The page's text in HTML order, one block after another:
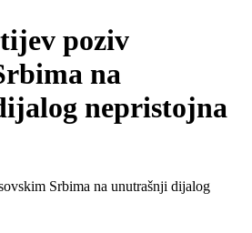
poziv
na
nepristojna
Srbima na unutrašnji dijalog